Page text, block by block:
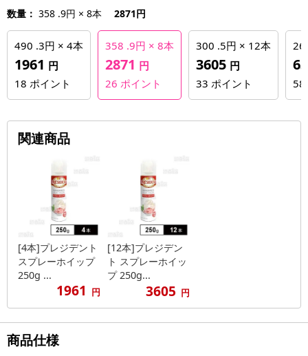
数量： 358 .9円 × 8本 2871円
490 .3円 × 4本
1961 円
18 ポイント
358 .9円 × 8本
2871 円
26 ポイント
300 .5円 × 12本
3605 円
33 ポイント 58
関連商品
[4本]プレジデント
スプレーホイップ
250g ...
1961 円
[12本]プレジデン
ト スプレーホイッ
プ 250g...
3605 円
商品仕様